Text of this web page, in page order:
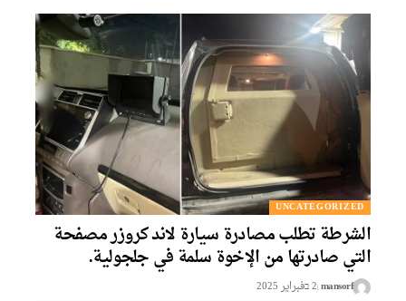
UNCATEGORIZED
الشرطة تطلب مصادرة سيارة لاند كروزر مصفحة
التي صادرتها من الإخوة سلمة في جلجولية.
mansorf 2 בفبراير 2025